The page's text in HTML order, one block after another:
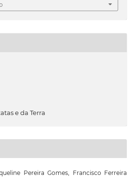
e da Terra
Pereira Gomes, Francisco Ferreira